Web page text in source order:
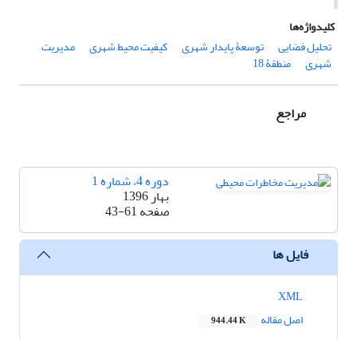
کلیدواژه‌ها
تحلیل فضایی
توسعۀ پایدار شهری کیفیت محیط شهری مدیریت
شهری منطقۀ 18
مراجع
دوره 4، شماره 1
بهار 1396
صفحه43-61
فایل ها
اصل مقاله
944.44 K